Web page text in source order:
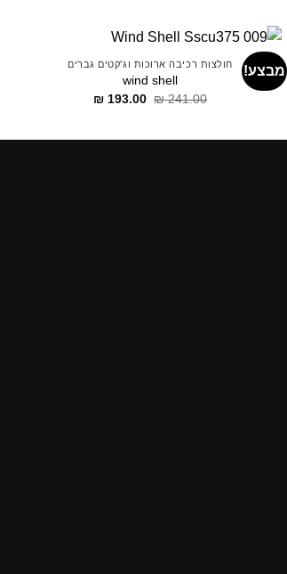
מבצע! חולצות רכיבה ארוכות וג'קטים גברים
wind shell
₪241.00
דילוג
₪193.00